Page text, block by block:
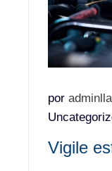
por
Vigile